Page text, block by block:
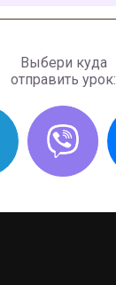
Выбери куда
отправить урок: